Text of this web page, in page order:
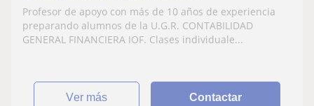
Profesor de apoyo con más de 10 años de experiencia
preparando alumnos de la U.G.R. CONTABILIDAD
GENERAL FINANCIERA IOF. Clases individuale...
ver más Contactar